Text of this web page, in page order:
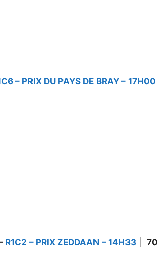
– PRIX DU PAYS DE BRAY – 17H00
R1C2 – PRIX ZEDDAAN – 14H33
70